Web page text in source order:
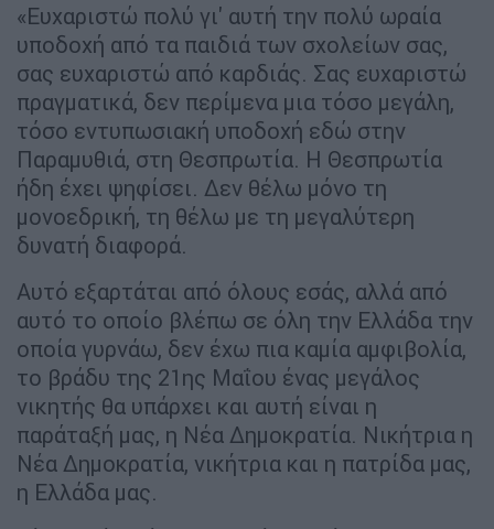
«Ευχαριστώ πολύ γι' αυτή την πολύ ωραία
υποδοχή από τα παιδιά των σχολείων σας,
σας ευχαριστώ από καρδιάς. Σας ευχαριστώ
πραγματικά, δεν περίμενα μια τόσο μεγάλη,
τόσο εντυπωσιακή υποδοχή εδώ στην
Παραμυθιά, στη Θεσπρωτία. Η Θεσπρωτία
ήδη έχει ψηφίσει. Δεν θέλω μόνο τη
μονοεδρική, τη θέλω με τη μεγαλύτερη
δυνατή διαφορά.
Αυτό εξαρτάται από όλους εσάς, αλλά από
αυτό το οποίο βλέπω σε όλη την Ελλάδα την
οποία γυρνάω, δεν έχω πια καμία αμφιβολία,
το βράδυ της 21ης Μαΐου ένας μεγάλος
νικητής θα υπάρχει και αυτή είναι η
παράταξή μας, η Νέα Δημοκρατία. Νικήτρια η
Νέα Δημοκρατία, νικήτρια και η πατρίδα μας,
η Ελλάδα μας.